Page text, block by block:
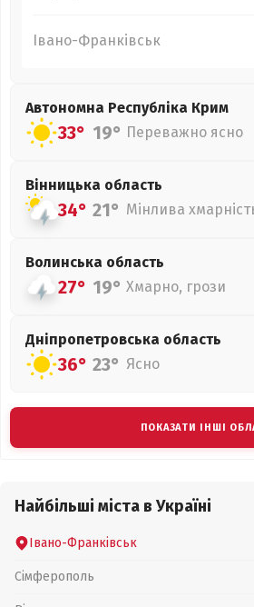
Івано-Франківськ
Автономна Республіка Крим
33° 19° Переважно ясно
Вінницька область
34° 21° Мінлива
Волинська область
27° 19° Хмарно, грози
Дніпропетровська область
36° 23° Ясно
ПОКАЗАТИ ІНШІ
Найбільші міста в Україні
Івано-Франківськ
Сімферополь